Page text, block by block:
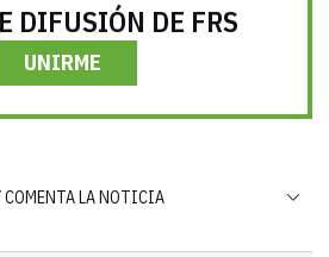
DIFUSIÓN DE FRS
UNIRME
COMENTA LA NOTICIA